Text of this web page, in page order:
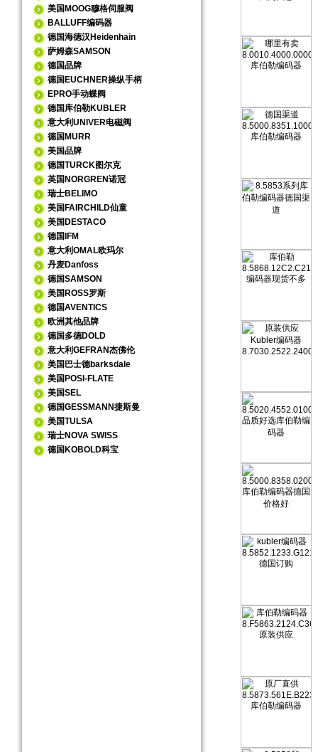
美国MOOG穆格伺服阀
BALLUFF编码器
德国海德汉Heidenhain
萨姆森SAMSON
德国品牌
德国EUCHNER操纵手柄
EPRO手动蝶阀
德国库伯勒KUBLER
意大利UNIVER电磁阀
德国MURR
美国品牌
德国TURCK图尔克
英国NORGREN诺冠
瑞士BELIMO
美国FAIRCHILD仙童
美国DESTACO
德国IFM
意大利OMAL欧玛尔
丹麦Danfoss
德国SAMSON
美国ROSS罗斯
德国AVENTICS
欧洲其他品牌
德国多德DOLD
意大利GEFRAN杰佛伦
美国巴士德barksdale
美国POSI-FLATE
美国SEL
德国GESSMANN捷斯曼
美国TULSA
瑞士NOVA SWISS
德国KOBOLD科宝